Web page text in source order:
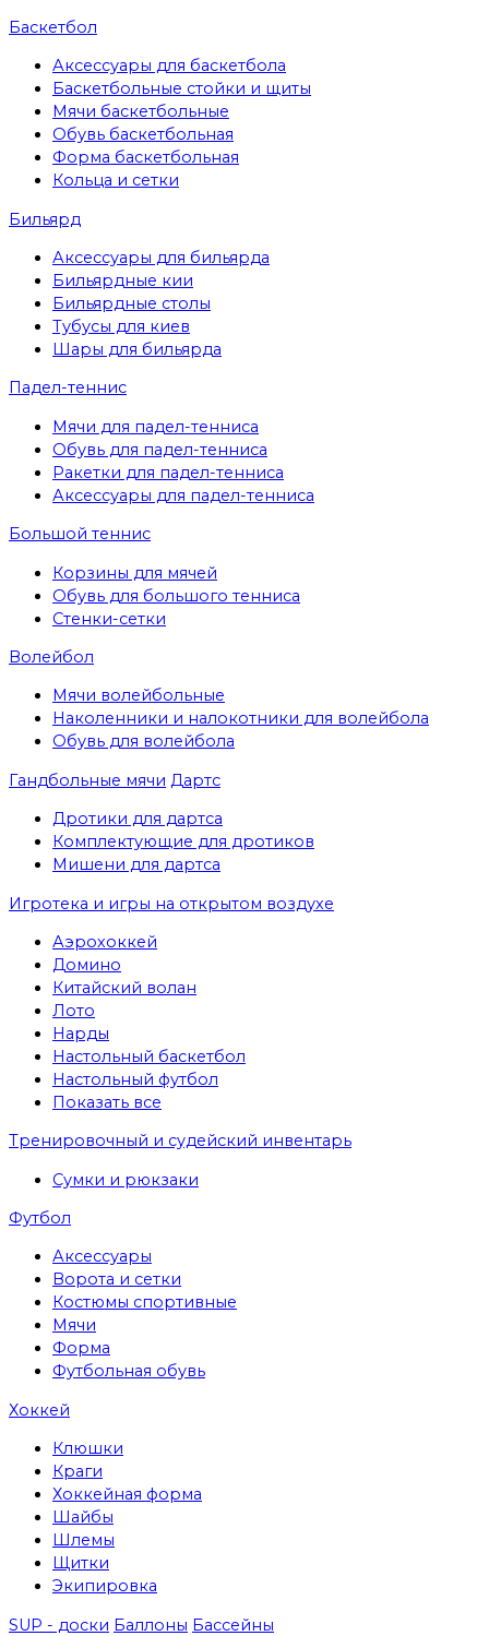
Баскетбол
Аксессуары для баскетбола
Баскетбольные стойки и щиты
Мячи баскетбольные
Обувь баскетбольная
Форма баскетбольная
Кольца и сетки
Бильярд
Аксессуары для бильярда
Бильярдные кии
Бильярдные столы
Тубусы для киев
Шары для бильярда
Падел-теннис
Мячи для падел-тенниса
Обувь для падел-тенниса
Ракетки для падел-тенниса
Аксессуары для падел-тенниса
Большой теннис
Корзины для мячей
Обувь для большого тенниса
Стенки-сетки
Волейбол
Мячи волейбольные
Наколенники и налокотники для волейбола
Обувь для волейбола
Гандбольные мячи Дартс
Дротики для дартса
Комплектующие для дротиков
Мишени для дартса
Игротека и игры на открытом воздухе
Аэрохоккей
Домино
Китайский волан
Лото
Нарды
Настольный баскетбол
Настольный футбол
Показать все
Тренировочный и судейский инвентарь
Сумки и рюкзаки
Футбол
Аксессуары
Ворота и сетки
Костюмы спортивные
Мячи
Форма
Футбольная обувь
Хоккей
Клюшки
Краги
Хоккейная форма
Шайбы
Шлемы
Щитки
Экипировка
SUP - доски Баллоны Бассейны